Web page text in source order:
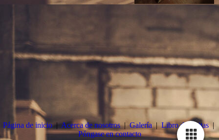
Página de inicio|Acerca de nosotros|Galería|Libro de visitas|
Póngase en contacto